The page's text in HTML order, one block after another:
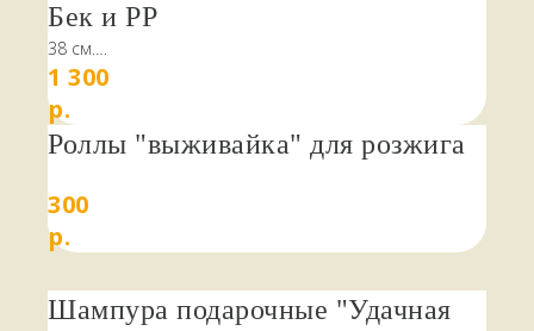
Бек и РР
38 см.
Красивый керамический поднос в виде круглого
блюда с ручками, расписанный вручную колоритным
орнаментом будет незаменимым атрибутом любого
праздника в вашей семье.
1 300
р.
Роллы "выживайка" для розжига
300
р.
Шампура подарочные "Удачная